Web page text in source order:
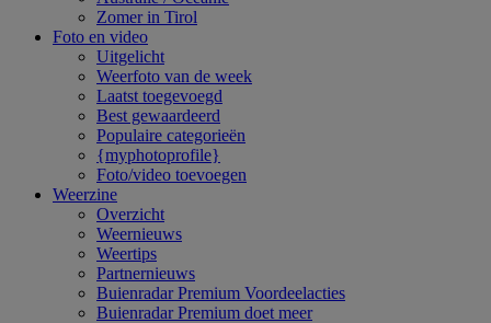
Zomer in Tirol
Foto en video
Uitgelicht
Weerfoto van de week
Laatst toegevoegd
Best gewaardeerd
Populaire categorieën
{myphotoprofile}
Foto/video toevoegen
Weerzine
Overzicht
Weernieuws
Weertips
Partnernieuws
Buienradar Premium Voordeelacties
Buienradar Premium doet meer